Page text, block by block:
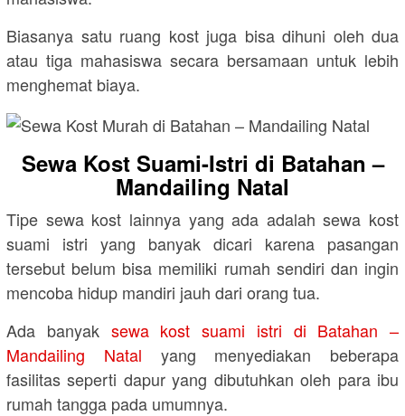
Biasanya satu ruang kost juga bisa dihuni oleh dua
atau tiga mahasiswa secara bersamaan untuk lebih
menghemat biaya.
Sewa Kost Suami-Istri di Batahan –
Mandailing Natal
Tipe sewa kost lainnya yang ada adalah sewa kost
suami istri yang banyak dicari karena pasangan
tersebut belum bisa memiliki rumah sendiri dan ingin
mencoba hidup mandiri jauh dari orang tua.
Ada banyak sewa kost suami istri di Batahan –
Mandailing Natal yang menyediakan beberapa
fasilitas seperti dapur yang dibutuhkan oleh para ibu
rumah tangga pada umumnya.